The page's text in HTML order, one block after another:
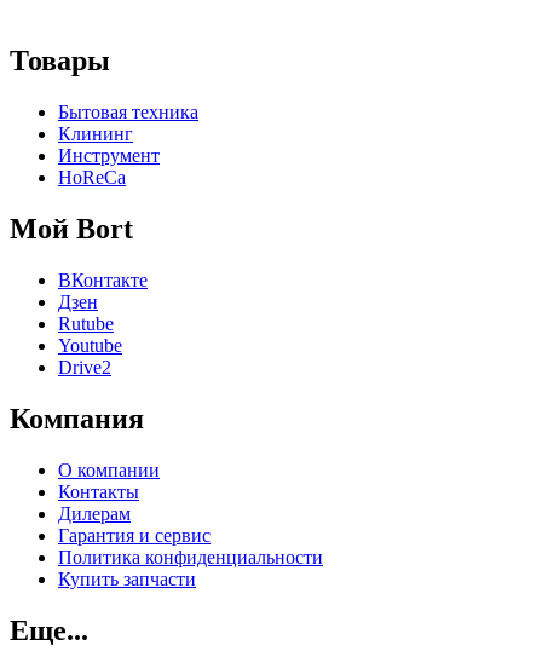
Товары
Бытовая техника
Клининг
Инструмент
HoReCa
Мой Bort
ВКонтакте
Дзен
Rutube
Youtube
Drive2
Компания
О компании
Контакты
Дилерам
Гарантия и сервис
Политика конфиденциальности
Купить запчасти
Еще...